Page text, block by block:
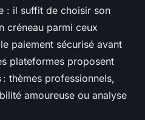
: il suffit de choisir son
créneau parmi ceux
paiement sécurisé avant
plateformes proposent
thèmes professionnels,
amoureuse ou analyse